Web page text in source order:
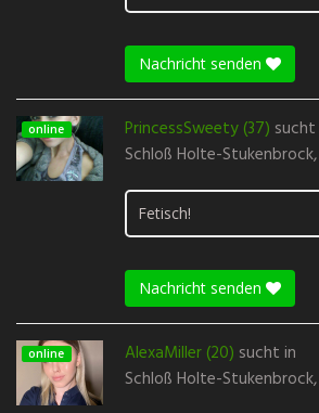
Nachricht senden
online PrincessSweety (37) sucht
Schloß Holte-
Fetisch!
Nachricht senden
online AlexaMiller (20) sucht in
Schloß Holte-